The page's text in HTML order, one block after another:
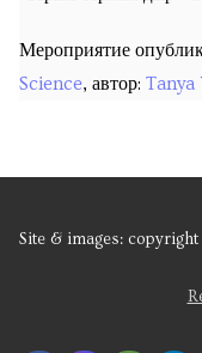
Прошедшие
Мероприятие
Science, автор: Tanya
Site & images: